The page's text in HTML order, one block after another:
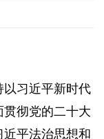
习近平新时代
彻党的二十大
平法治思想和